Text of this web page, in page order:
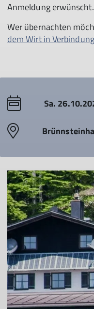
Anmeldung erwünscht.
Wer übernachten
dem Wirt in
Sa.
© DAV